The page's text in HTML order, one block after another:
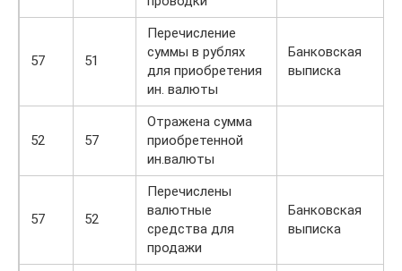
57 51
Перечисление
суммы в рублях
для приобретения
ин. валюты
Банковская
выписка
52 57
Отражена сумма
приобретенной
ин.валюты
57 52
Перечислены
валютные
средства для
продажи
Банковская
выписка